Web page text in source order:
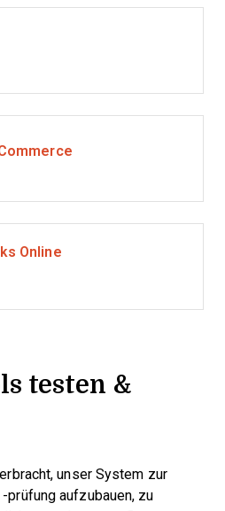
Online
testen &
unser System zur
prüfung aufzubauen, zu